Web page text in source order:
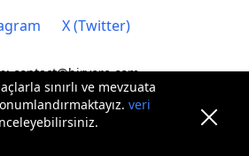
sınırlı ve mevzuata
veri
X (Twitter)
contact@biryere.com